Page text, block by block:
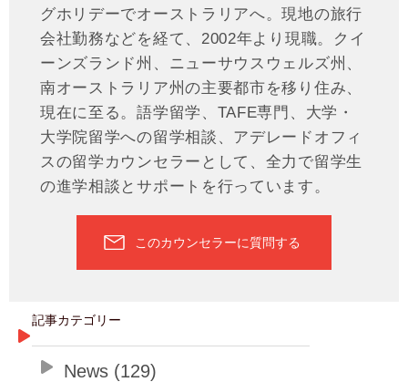
グホリデーでオーストラリアへ。現地の旅行
会社勤務などを経て、2002年より現職。クイ
ーンズランド州、ニューサウスウェルズ州、
南オーストラリア州の主要都市を移り住み、
現在に至る。語学留学、TAFE専門、大学・
大学院留学への留学相談、アデレードオフィ
スの留学カウンセラーとして、全力で留学生
の進学相談とサポートを行っています。
このカウンセラーに質問する
記事カテゴリー
News (129)